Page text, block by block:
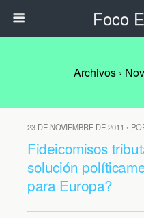
Foco
Archivos ›
23 DE NOVIEMBRE DE 2011 •
Fideicomisos
solución
para Europa?